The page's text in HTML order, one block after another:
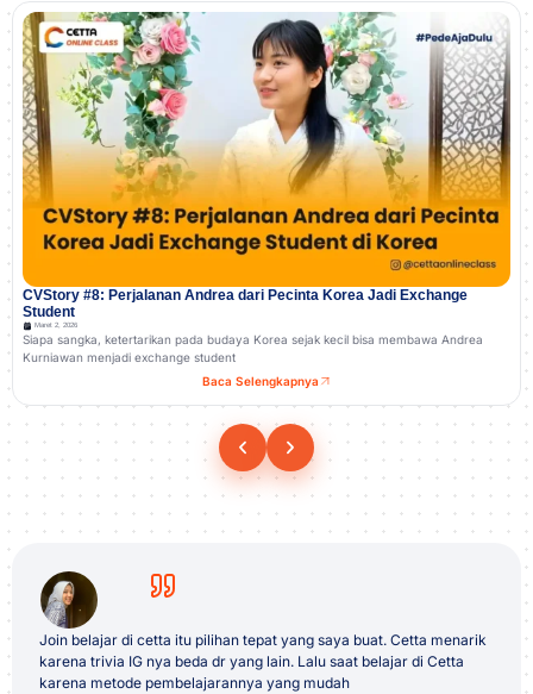
CVStory #8: Perjalanan Andrea dari Pecinta Korea Jadi Exchange
Student
Maret 2, 2026
Siapa sangka, ketertarikan pada budaya Korea sejak kecil bisa membawa Andrea
Kurniawan menjadi exchange student
Baca Selengkapnya
Join belajar di cetta itu pilihan tepat yang saya buat. Cetta menarik
karena trivia IG nya beda dr yang lain. Lalu saat belajar di Cetta
karena metode pembelajarannya yang mudah